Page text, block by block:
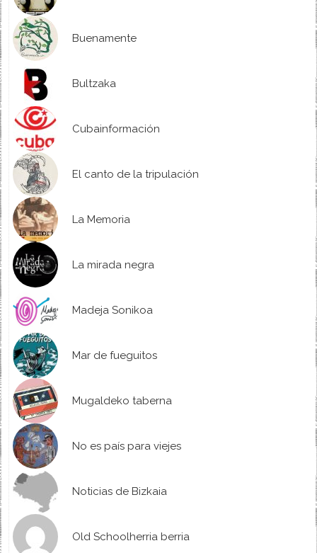
Buenamente
Bultzaka
Cubainformación
El canto de la tripulación
La Memoria
La mirada negra
Madeja Sonikoa
Mar de fueguitos
Mugaldeko taberna
No es país para viejes
Noticias de Bizkaia
Old Schoolherria berria